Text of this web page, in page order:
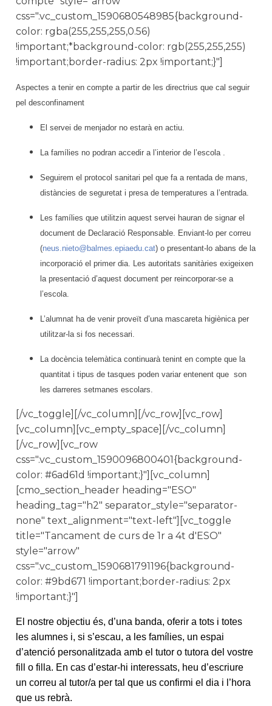
css=".vc_custom_1590680548985{background-
color: rgba(255,255,255,0.56)
!important;*background-color: rgb(255,255,255)
!important;border-radius: 2px !important;}"]
Aspectes a tenir en compte a partir de les directrius que cal seguir
pel desconfinament
El servei de menjador no estarà en actiu.
La famílies no podran accedir a l’interior de l’escola .
Seguirem el protocol sanitari pel que fa a rentada de mans,
distàncies de seguretat i presa de temperatures a l’entrada.
Les famílies que utilitzin aquest servei hauran de signar el
document de Declaració Responsable. Enviant-lo per correu
(neus.nieto@balmes.epiaedu.cat) o presentant-lo abans de la
incorporació el primer dia. Les autoritats sanitàries exigeixen
la presentació d’aquest document per reincorporar-se a
l’escola.
L’alumnat ha de venir proveït d’una mascareta higiènica per
utilitzar-la si fos necessari.
La docència telemàtica continuarà tenint en compte que la
quantitat i tipus de tasques poden variar entenent que son
les darreres setmanes escolars.
[/vc_toggle][/vc_column][/vc_row][vc_row]
[vc_column][vc_empty_space][/vc_column]
[/vc_row][vc_row
css=".vc_custom_1590096800401{background-
color: #6ad61d !important;}"][vc_column]
[cmo_section_header heading="ESO"
heading_tag="h2" separator_style="separator-
none" text_alignment="text-left"][vc_toggle
title="Tancament de curs de 1r a 4t d'ESO"
style="arrow"
css=".vc_custom_1590681791196{background-
color: #9bd671 !important;border-radius: 2px
!important;}"]
El nostre objectiu és, d’una banda, oferir a tots i totes
les alumnes i, si s’escau, a les famílies, un espai
d’atenció personalitzada amb el tutor o tutora del vostre
fill o filla. En cas d’estar-hi interessats, heu d’escriure
un correu al tutor/a per tal que us confirmi el dia i l’hora
que us rebrà.